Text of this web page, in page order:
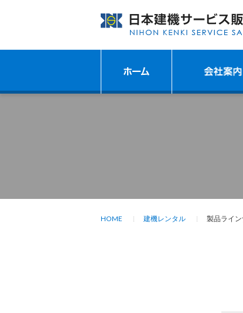
HOME 建機レンタル 製品ライ